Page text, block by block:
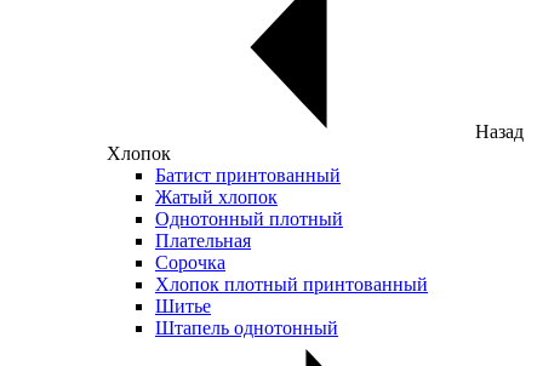
Назад
Хлопок
Батист принтованный
Жатый хлопок
Однотонный плотный
Плательная
Сорочка
Хлопок плотный принтованный
Шитье
Штапель однотонный